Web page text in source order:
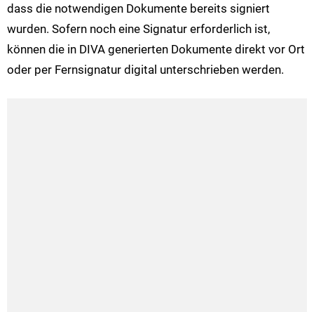
dass die notwendigen Dokumente bereits signiert
wurden. Sofern noch eine Signatur erforderlich ist,
können die in DIVA generierten Dokumente direkt vor Ort
oder per Fernsignatur digital unterschrieben werden.